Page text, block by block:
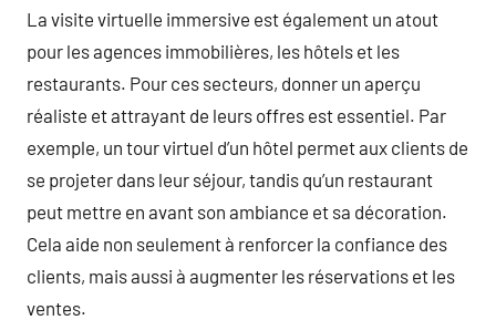
La visite virtuelle immersive est également un atout
pour les agences immobilières, les hôtels et les
restaurants. Pour ces secteurs, donner un aperçu
réaliste et attrayant de leurs offres est essentiel. Par
exemple, un tour virtuel d’un hôtel permet aux clients de
se projeter dans leur séjour, tandis qu’un restaurant
peut mettre en avant son ambiance et sa décoration.
Cela aide non seulement à renforcer la confiance des
clients, mais aussi à augmenter les réservations et les
ventes.